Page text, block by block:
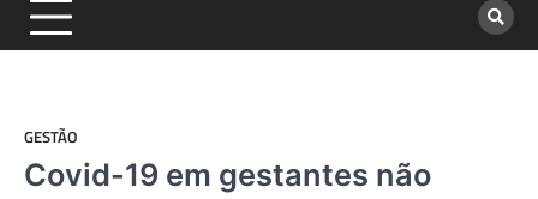
GESTÃO
Covid-19 em gestantes não